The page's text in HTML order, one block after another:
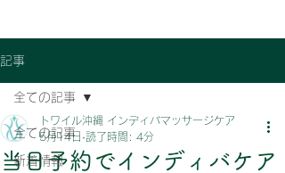
記事
全ての記事
新着情報
全ての記事
当日予約でインディバケア
トワイル沖縄 インディバマッサージケア
5月14日 読了時間: 4分